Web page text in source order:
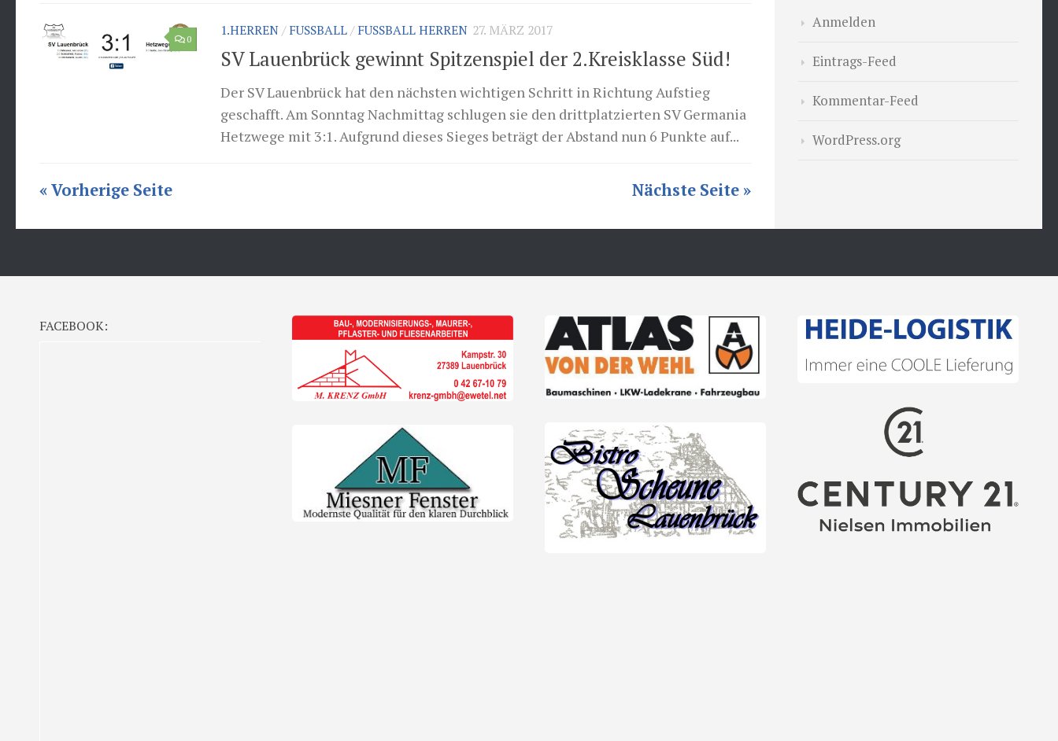
0
1.HERREN/FUSSBALL/FUSSBALL HERREN 27. MÄRZ 2017
SV Lauenbrück gewinnt Spitzenspiel der 2.Kreisklasse Süd!
Der SV Lauenbrück hat den nächsten wichtigen Schritt in Richtung Aufstieg
geschafft. Am Sonntag Nachmittag schlugen sie den drittplatzierten SV Germania
Hetzwege mit 3:1. Aufgrund dieses Sieges beträgt der Abstand nun 6 Punkte auf...
« Vorherige Seite Nächste Seite »
Anmelden
Eintrags-Feed
Kommentar-Feed
WordPress.org
FACEBOOK: